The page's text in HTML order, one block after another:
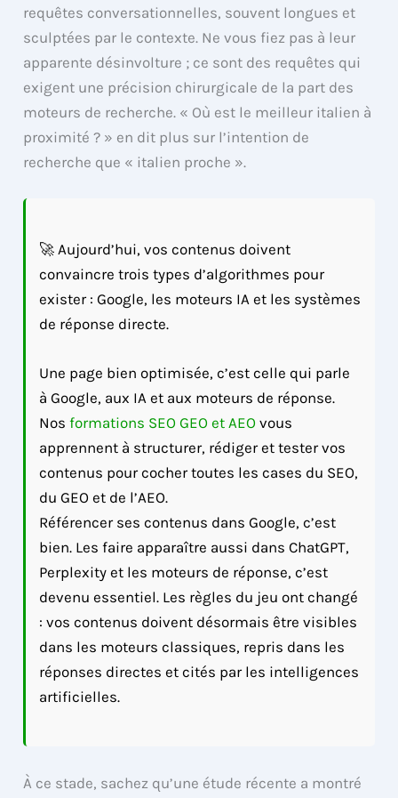
requêtes conversationnelles, souvent longues et
sculptées par le contexte. Ne vous fiez pas à leur
apparente désinvolture ; ce sont des requêtes qui
exigent une précision chirurgicale de la part des
moteurs de recherche. « Où est le meilleur italien à
proximité ? » en dit plus sur l’intention de
recherche que « italien proche ».
🚀 Aujourd’hui, vos contenus doivent
convaincre trois types d’algorithmes pour
exister : Google, les moteurs IA et les systèmes
de réponse directe.
Une page bien optimisée, c’est celle qui parle
à Google, aux IA et aux moteurs de réponse.
Nosformations SEO GEO et AEO vous
apprennent à structurer, rédiger et tester vos
contenus pour cocher toutes les cases du SEO,
du GEO et de l’AEO.
Référencer ses contenus dans Google, c’est
bien. Les faire apparaître aussi dans ChatGPT,
Perplexity et les moteurs de réponse, c’est
devenu essentiel. Les règles du jeu ont changé
: vos contenus doivent désormais être visibles
dans les moteurs classiques, repris dans les
réponses directes et cités par les intelligences
artificielles.
À ce stade, sachez qu’une étude récente a montré